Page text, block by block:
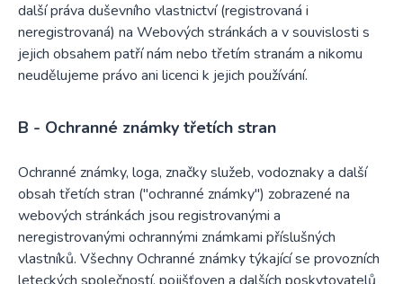
další práva duševního vlastnictví (registrovaná i
neregistrovaná) na Webových stránkách a v souvislosti s
jejich obsahem patří nám nebo třetím stranám a nikomu
neudělujeme právo ani licenci k jejich používání.
B - Ochranné známky třetích stran
Ochranné známky, loga, značky služeb, vodoznaky a další
obsah třetích stran ("ochranné známky") zobrazené na
webových stránkách jsou registrovanými a
neregistrovanými ochrannými známkami příslušných
vlastníků. Všechny Ochranné známky týkající se provozních